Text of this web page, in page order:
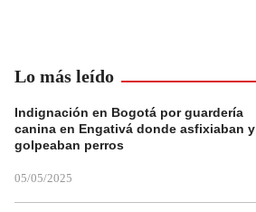
Lo más leído
Indignación en Bogotá por guardería
canina en Engativá donde asfixiaban y
golpeaban perros
05/05/2025